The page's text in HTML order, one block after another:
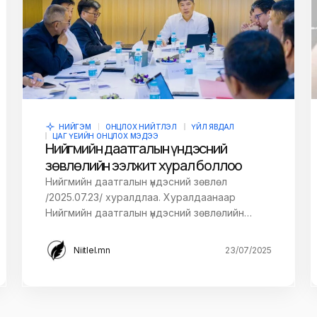
НИЙГЭМ ОНЦЛОХ НИЙТЛЭЛ
ҮЙЛ ЯВДАЛ
ЦАГ ҮЕИЙН ОНЦЛОХ МЭДЭЭ
Нийгмийн даатгалын үндэсний
зөвлөлийн ээлжит хурал боллоо
Нийгмийн даатгалын үндэсний зөвлөл
/2025.07.23/ хуралдлаа. Хуралдаанаар
Нийгмийн даатгалын үндэсний зөвлөлийн…
Niitlel.mn 23/07/2025